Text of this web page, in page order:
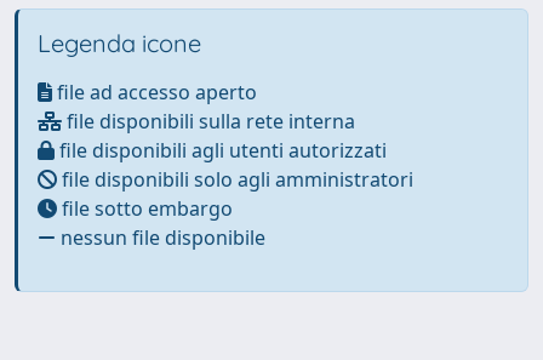
Legenda icone
file ad accesso aperto
file disponibili sulla rete interna
file disponibili agli utenti autorizzati
file disponibili solo agli amministratori
file sotto embargo
nessun file disponibile